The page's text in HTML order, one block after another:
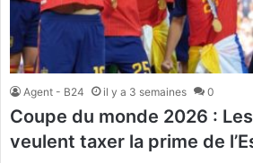
Agent - B24 il y a 3 semaines 0
Coupe du monde 2026 :
veulent taxer la prime de